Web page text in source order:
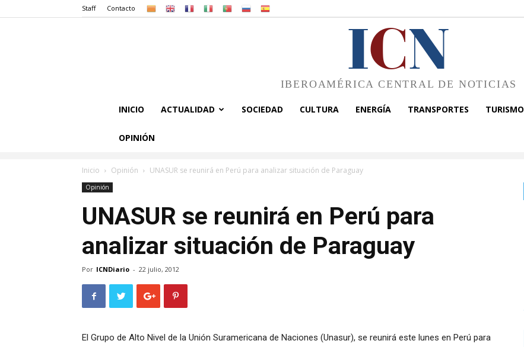
Staff Contacto
ICN
IBEROAMÉRICA CENTRAL DE NOTICIAS
INICIO ACTUALIDAD SOCIEDAD CULTURA ENERGÍA TRANSPORTES TURISMO
OPINIÓN
Inicio Opinión UNASUR se reunirá en Perú para analizar situación de Paraguay
Opinión
UNASUR se reunirá en Perú para
analizar situación de Paraguay
Por ICNDiario - 22 julio, 2012
El Grupo de Alto Nivel de la Unión Suramericana de Naciones (Unasur), se reunirá este lunes en Perú para